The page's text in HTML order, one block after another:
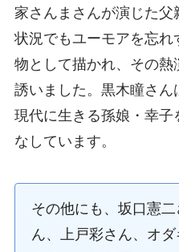
家さんまさんが演じた
状況でもユーモアを忘れ
物として描かれ、その熱
誘いました。黒木瞳さん
現代に生きる孫娘・幸子
なしています。
その他にも、坂口憲
ん、上戸彩さん、オダ